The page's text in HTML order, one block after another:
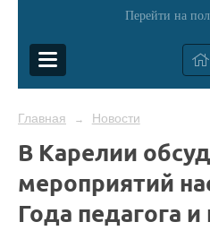
Перейти на
Главная → Новости
В Карелии
мероприятий
Года педагога и